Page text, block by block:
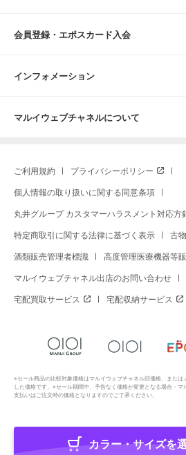
会員登録・エポスカード入会
インフォメーション
マルイウェブチャネルについて
ご利用規約 プライバシーポリシー
個人情報の取り扱いに関する同意条項
丸井グループ カスタマーハラスメント対応方
特定商取引に関する法律に基づく表示 古
酒類販売管理者標識 高度管理医療機器等
マルイウェブチャネル出店のお問い合わせ
宅配買取サービス 宅配収納サービス
※セール商品の比較対象価格はマルイウェブチャネル旧価格、また
した価格です。※セール期間中、予告なく価格が変更となる場合・
支払いはご注文時の価格となりますのでご了承ください。
Copyright All Rights Reserved.
カラー・サイズを